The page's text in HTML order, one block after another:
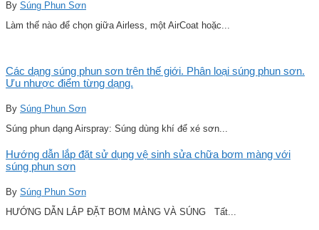
By Súng Phun Sơn
Làm thế nào để chọn giữa Airless, một AirCoat hoặc...
Các dạng súng phun sơn trên thế giới. Phân loại súng phun sơn.
Ưu nhược điểm từng dạng.
By Súng Phun Sơn
Súng phun dạng Airspray: Súng dùng khí để xé sơn...
Hướng dẫn lắp đặt sử dụng vệ sinh sửa chữa bơm màng với
súng phun sơn
By Súng Phun Sơn
HƯỚNG DẪN LẮP ĐẶT BƠM MÀNG VÀ SÚNG Tất...